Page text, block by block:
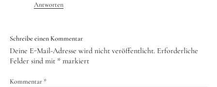
Antworten
Schreibe einen Kommentar
Deine E-Mail-Adresse wird nicht veröffentlicht. Erforderliche
Felder sind mit * markiert
Kommentar *